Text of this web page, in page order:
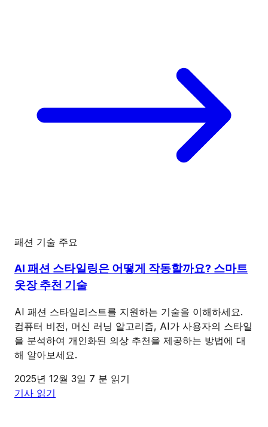
패션 기술 주요
AI 패션 스타일링은 어떻게 작동할까요? 스마트
옷장 추천 기술
AI 패션 스타일리스트를 지원하는 기술을 이해하세요.
컴퓨터 비전, 머신 러닝 알고리즘, AI가 사용자의 스타일
을 분석하여 개인화된 의상 추천을 제공하는 방법에 대
해 알아보세요.
2025년 12월 3일 7 분 읽기
기사 읽기